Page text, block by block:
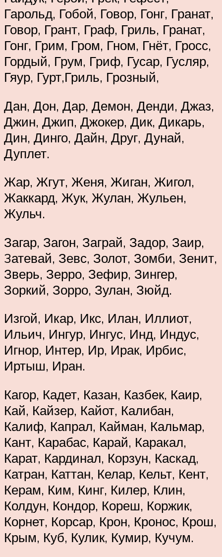
Гарольд, Гобой, Говор, Гонг, Гранат,
Говор, Грант, Граф, Гриль, Гранат,
Гонг, Грим, Гром, Гном, Гнёт, Гросс,
Гордый, Грум, Гриф, Гусар, Гусляр,
Гяур, Гурт,Гриль, Грозный,
Дан, Дон, Дар, Демон, Денди, Джаз,
Джин, Джип, Джокер, Дик, Дикарь,
Дин, Динго, Дайн, Друг, Дунай,
Дуплет.
Жар, Жгут, Женя, Жиган, Жигол,
Жаккард, Жук, Жулан, Жульен,
Жульч.
Загар, Загон, Заграй, Задор, Заир,
3атевай, Зевс, Золот, Зомби, Зенит,
Зверь, Зерро, Зефир, Зингер,
Зоркий, Зорро, Зулан, Зюйд.
Изгой, Икар, Икс, Илан, Иллиот,
Ильич, Ингур, Ингус, Инд, Индус,
Игнор, Интер, Ир, Ирак, Ирбис,
Иртыш, Иран.
Кагор, Кадет, Казан, Казбек, Каир,
Кай, Кайзер, Кайот, Калибан,
Калиф, Капрал, Кайман, Кальмар,
Кант, Карабас, Карай, Каракал,
Карат, Кардинал, Корзун, Каскад,
Катран, Каттан, Келар, Кельт, Кент,
Керам, Ким, Кинг, Килер, Клин,
Колдун, Кондор, Кореш, Коржик,
Корнет, Корсар, Крон, Кронос, Крош,
Крым, Куб, Кулик, Кумир, Кучум.